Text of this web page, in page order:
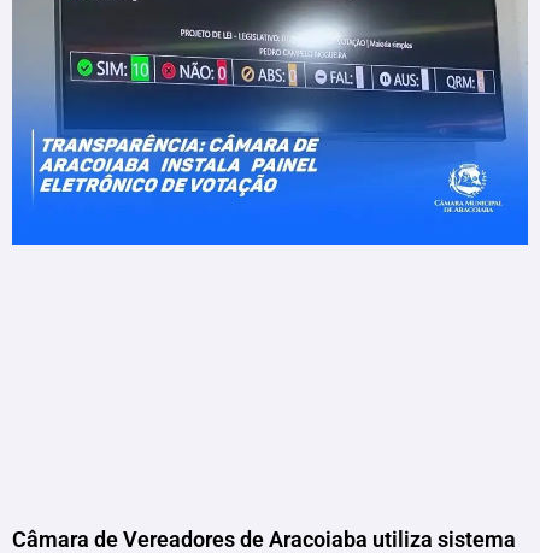
Câmara de Vereadores de Aracoiaba utiliza sistema